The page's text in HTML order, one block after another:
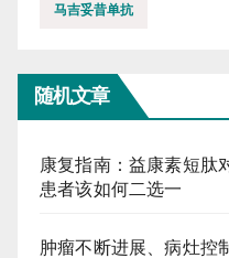
马吉妥昔单抗
随机文章
康复指南：益康素短肽
患者该如何二选一
肿瘤不断进展、病灶控